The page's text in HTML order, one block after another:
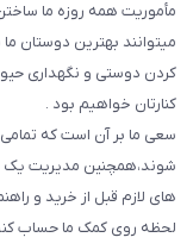
مأموریت همه روزه ما
میتوانند بهترین دوستان
کردن دوستی و نگهداری
کنارتان خواهیم بود .
سعی ما بر آن است که
شوند،همچنین مدیریت یک
های لازم قبل از خرید و
لحظه روی کمک ما حساب